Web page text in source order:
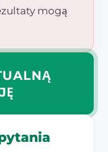
mogą